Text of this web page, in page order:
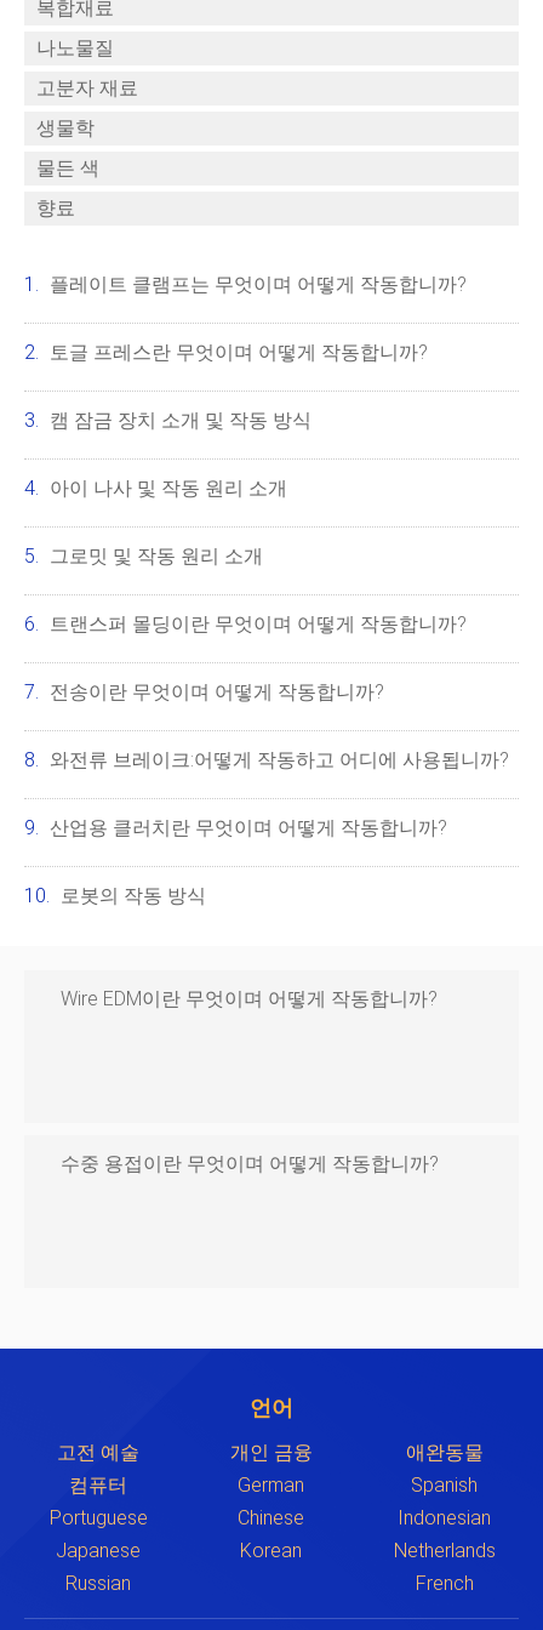
복합재료
나노물질
고분자 재료
생물학
물든 색
향료
플레이트 클램프는 무엇이며 어떻게 작동합니까?
토글 프레스란 무엇이며 어떻게 작동합니까?
캠 잠금 장치 소개 및 작동 방식
아이 나사 및 작동 원리 소개
그로밋 및 작동 원리 소개
트랜스퍼 몰딩이란 무엇이며 어떻게 작동합니까?
전송이란 무엇이며 어떻게 작동합니까?
와전류 브레이크:어떻게 작동하고 어디에 사용됩니까?
산업용 클러치란 무엇이며 어떻게 작동합니까?
로봇의 작동 방식
Wire EDM이란 무엇이며 어떻게 작동합니까?
수중 용접이란 무엇이며 어떻게 작동합니까?
언어
고전 예술 개인 금융
애완동물
컴퓨터
German
Spanish
Portuguese
Chinese
Indonesian
Japanese
Korean
Netherlands
Russian
French